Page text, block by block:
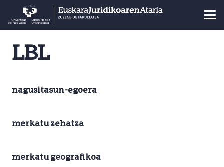
LBL
nagusitasun-egoera
merkatu zehatza
merkatu geografikoa